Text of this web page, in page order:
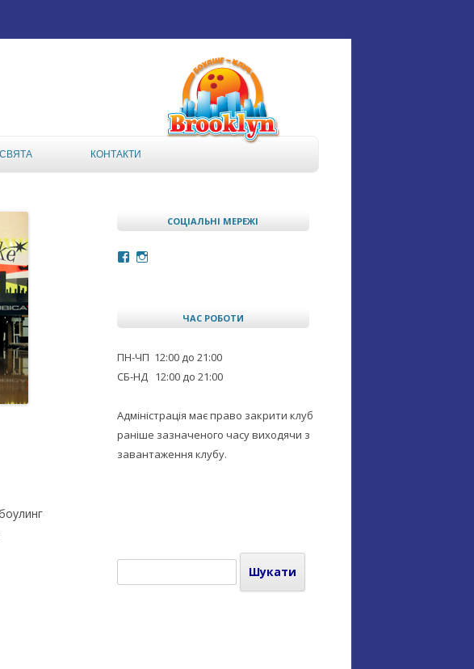
СВЯТА
У
КЛУБІ
КОНТАКТИ
СОЦІАЛЬНІ МЕРЕЖІ
Facebook
Instagram
ЧАС РОБОТИ
ПН-ЧП 12:00 до 21:00
СБ-НД 12:00 до 21:00
Адміністрація має право закрити клуб
раніше зазначеного часу виходячи з
завантаження клубу.
Пошук: